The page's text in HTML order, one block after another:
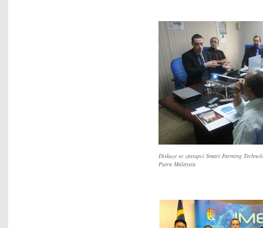
Diskuze se zástupci Smart Farming
Putra Malaysia